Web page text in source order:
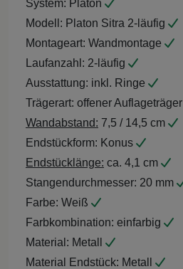
System: Platon
Modell: Platon Sitra 2-läufig
Montageart: Wandmontage
Laufanzahl: 2-läufig
Ausstattung: inkl. Ringe
Trägerart: offener Auflageträger
Wandabstand: 7,5 / 14,5 cm
Endstückform: Konus
Endstücklänge: ca. 4,1 cm
Stangendurchmesser: 20 mm
Farbe: Weiß
Farbkombination: einfarbig
Material: Metall
Material Endstück: Metall